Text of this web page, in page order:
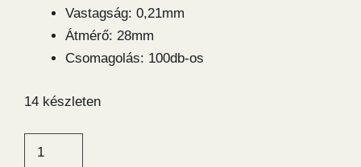
Vastagság: 0,21mm
Átmérő: 28mm
Csomagolás: 100db-os
14 készleten
Tapasz